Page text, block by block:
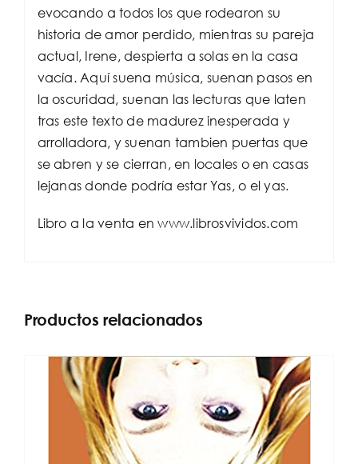
evocando a todos los que rodearon su
historia de amor perdido, mientras su pareja
actual, Irene, despierta a solas en la casa
vacía. Aquí suena música, suenan pasos en
la oscuridad, suenan las lecturas que laten
tras este texto de madurez inesperada y
arrolladora, y suenan tambien puertas que
se abren y se cierran, en locales o en casas
lejanas donde podría estar Yas, o el yas.
Libro a la venta en www.librosvividos.com
Productos relacionados